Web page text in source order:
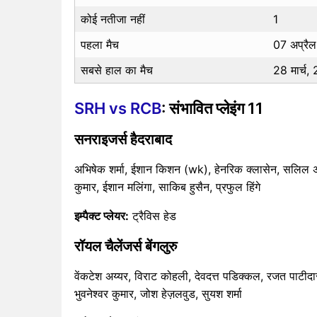
कोई नतीजा नहीं
1
पहला मैच
07
सबसे हाल का मैच
28
SRH vs RCB: संभावित प्लेइंग 11
सनराइजर्स हैदराबाद
अभिषेक शर्मा, ईशान किशन (wk), हेनरिक क्लासेन, सलिल
कुमार, ईशान मलिंगा, साकिब हुसैन, प्रफुल हिंगे
इम्पैक्ट प्लेयर: ट्रैविस हेड
रॉयल चैलेंजर्स बेंगलुरु
वेंकटेश अय्यर, विराट कोहली, देवदत्त पडिक्कल, रजत
भुवनेश्वर कुमार, जोश हेज़लवुड, सुयश शर्मा